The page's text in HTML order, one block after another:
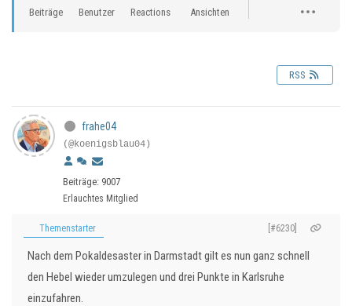
Beiträge Benutzer Reactions Ansichten
RSS
frahe04
(@koenigsblau04)
Beiträge: 9007
Erlauchtes Mitglied
Themenstarter [#6230]
Nach dem Pokaldesaster in Darmstadt gilt es nun ganz schnell
den Hebel wieder umzulegen und drei Punkte in Karlsruhe
einzufahren.